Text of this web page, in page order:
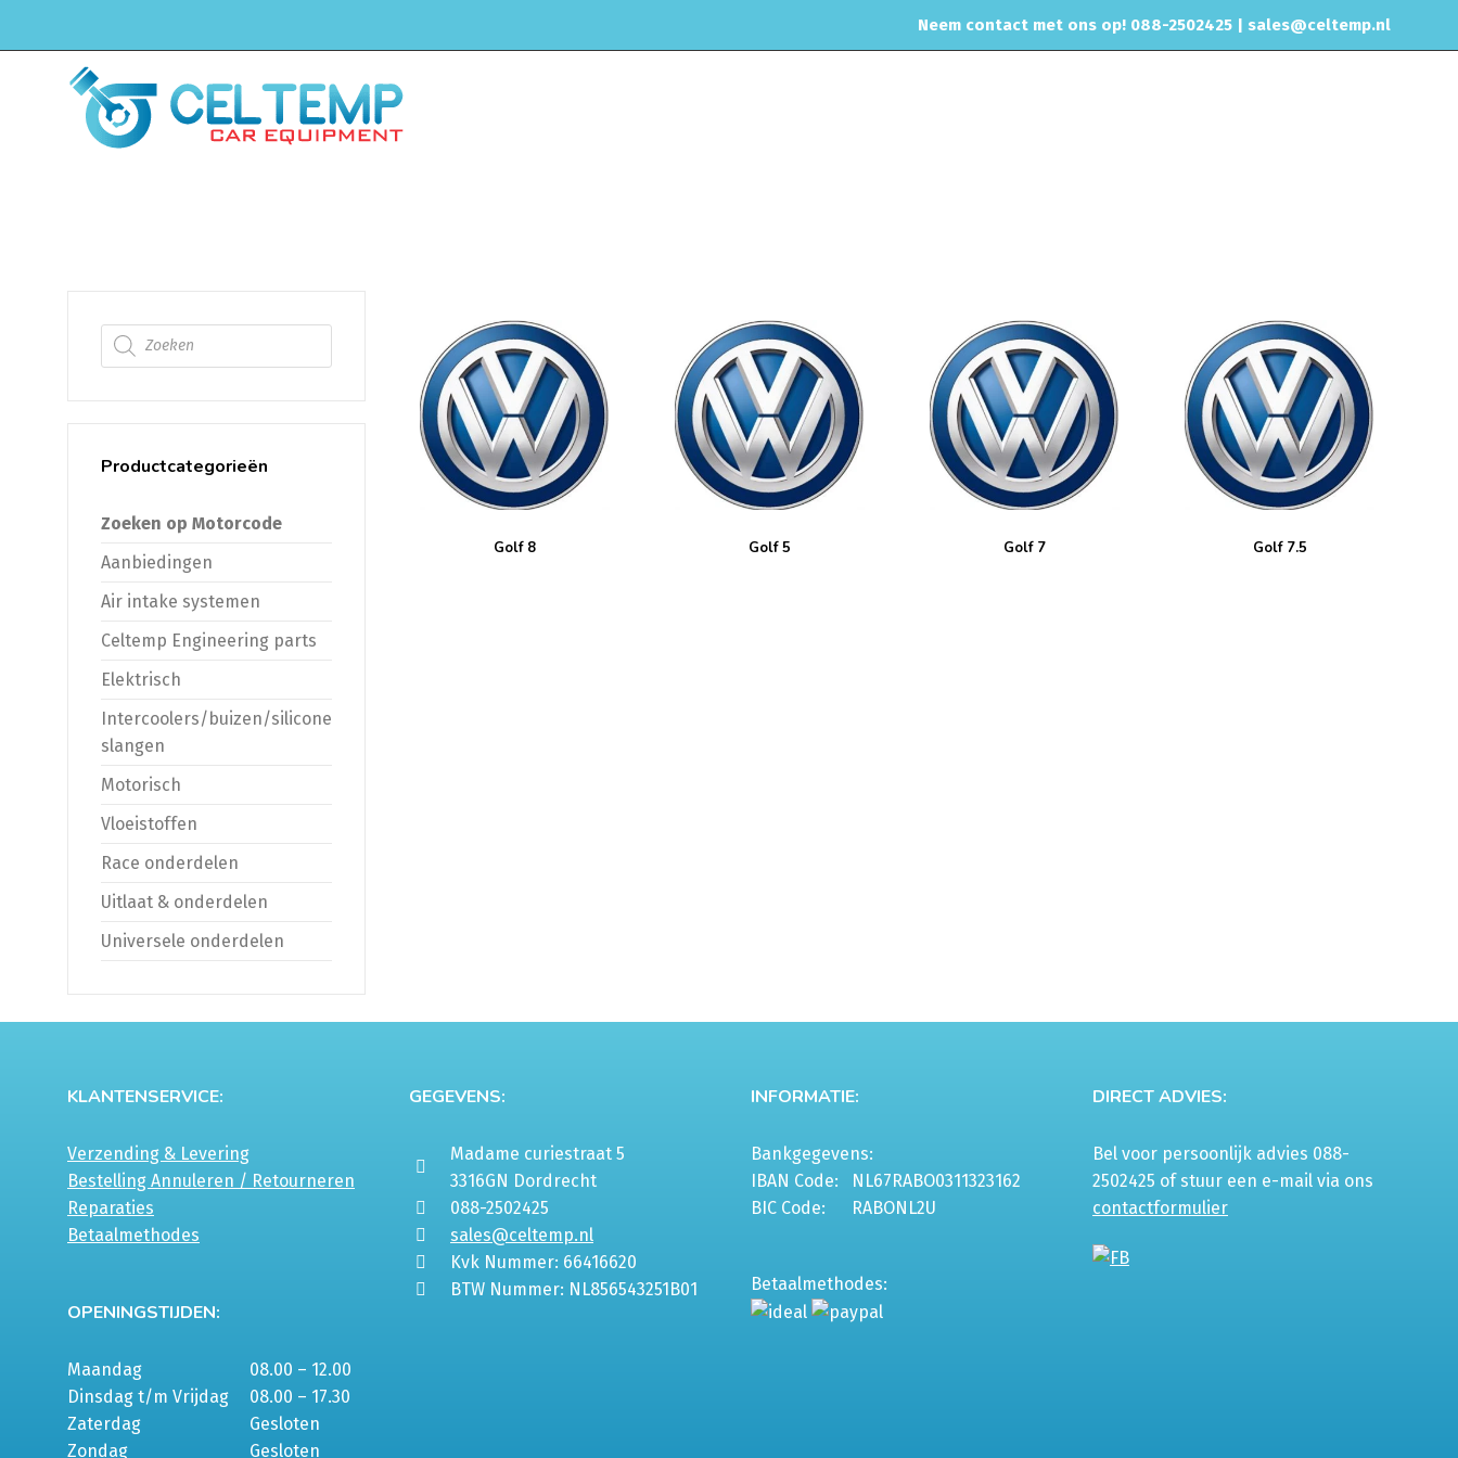
Neem contact met ons op! 088-2502425 | sales@celtemp.nl
Golf 8 Golf 5 Golf 7 Golf 7.5
Producten zoeken
Productcategorieën
Zoeken op Motorcode
Aanbiedingen
Air intake systemen
Celtemp Engineering parts
Elektrisch
Intercoolers/buizen/silicone
slangen
Motorisch
Vloeistoffen
Race onderdelen
Uitlaat & onderdelen
Universele onderdelen
KLANTENSERVICE:
Verzending & Levering
Bestelling Annuleren / Retourneren
Reparaties
Betaalmethodes
OPENINGSTIJDEN:
Maandag
08.00 – 12.00
Dinsdag t/m Vrijdag
08.00 – 17.30
Zaterdag
Gesloten
Zondag
Gesloten
GEGEVENS:
Madame curiestraat 5
3316GN Dordrecht
088-2502425
sales@celtemp.nl
Kvk Nummer: 66416620
BTW Nummer: NL856543251B01
INFORMATIE:
Bankgegevens:
IBAN Code:
NL67RABO0311323162
BIC Code:
RABONL2U
Betaalmethodes:
DIRECT ADVIES:
Bel voor persoonlijk advies 088-
2502425 of stuur een e-mail via ons
contactformulier